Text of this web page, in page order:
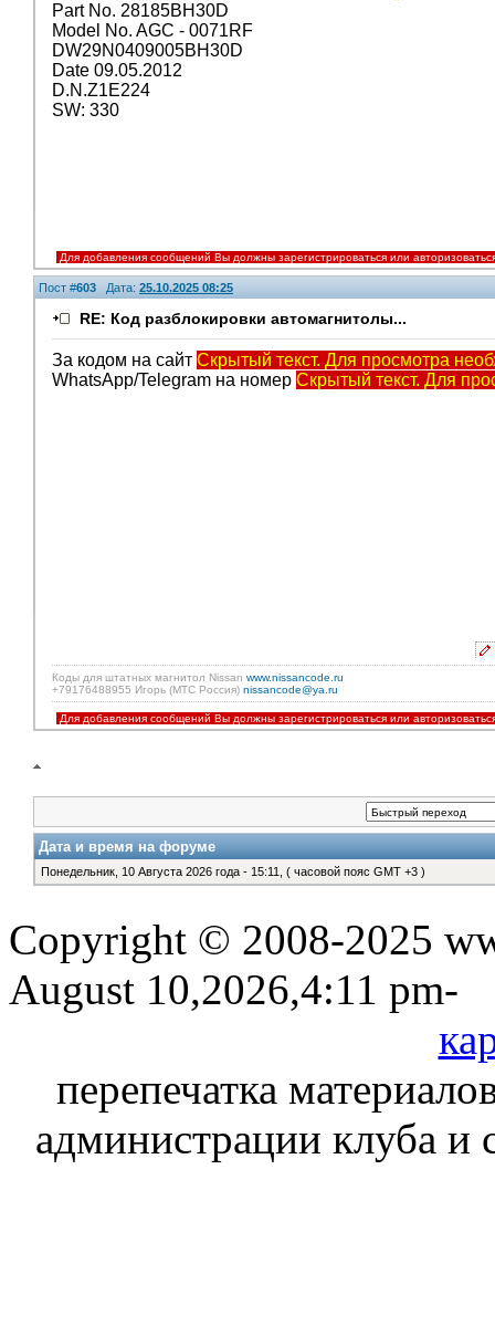
Part No. 28185BH30D
Model No. AGC - 0071RF
DW29N0409005BH30D
Date 09.05.2012
D.N.Z1E224
SW: 330
Для добавления сообщений Вы должны зарегистрироваться или
Пост #603 Дата: 25.10.2025 08:25
RE: Код разблокировки автомагнитолы...
За кодом на сайт Скрытый текст. Для просмотра
WhatsApp/Telegram на номер Скрытый текст. Для
Коды для штатных магнитол Nissan www.nissancode.ru
+79176488955 Игорь (МТС Россия) nissancode@ya.ru
Для добавления сообщений Вы должны зарегистрироваться или
Дата и время на форуме
Понедельник, 10 Августа 2026 года - 15:11, ( часовой пояс GMT +3 )
Copyright © 2008-2025
August 10,2026,4:11 pm-
перепечатка
администрации клуба и